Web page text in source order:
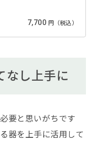
7,700 円（税込）
なし上手に
要と思いがちです
器を上手に活用して